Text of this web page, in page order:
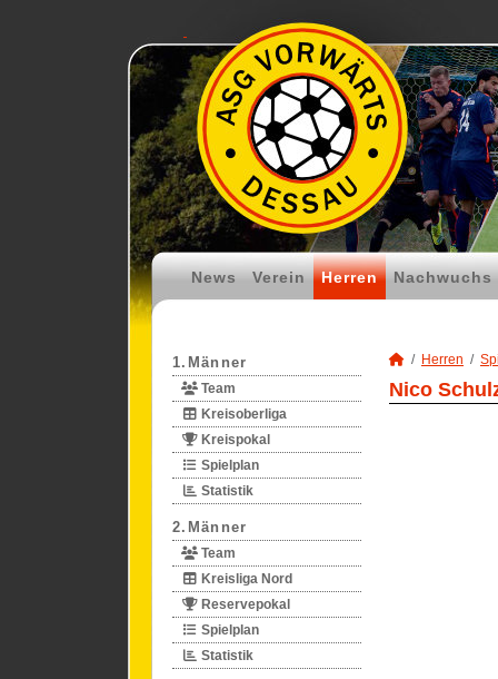
News Verein Herren Nachwuchs
1.Männer
Team
Kreisoberliga
Kreispokal
Spielplan
Statistik
2.Männer
Team
Kreisliga Nord
Reservepokal
Spielplan
Statistik
Herren
Nico